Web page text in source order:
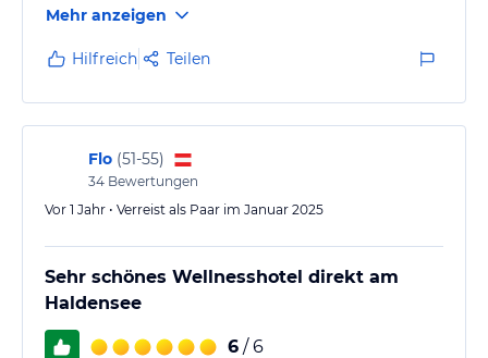
einziger Kritikpunkt.
Beim Frühstück fehlt es an nichts, sehr gute
Backwaren. Das Essen ist gut, immer Auswahl aus 4
Hauptgerichten, die serviert werden, dazu Vor- und
Nachspeisenbuffet.
Sehr schöne Lage des Hotels am Haldensee,
Bushaltestelle direkt vor dem Hotel.
Ein Hotel zum Wohlfühlen und…
Mehr anzeigen
Hilfreich Teilen
Flo (51-55)
34 Bewertungen
Vor 1 Jahr • Verreist als Paar im Januar 2025
Sehr schönes Wellnesshotel direkt am
Haldensee
6 / 6